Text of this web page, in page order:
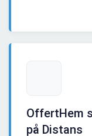
OffertHem
på Distans